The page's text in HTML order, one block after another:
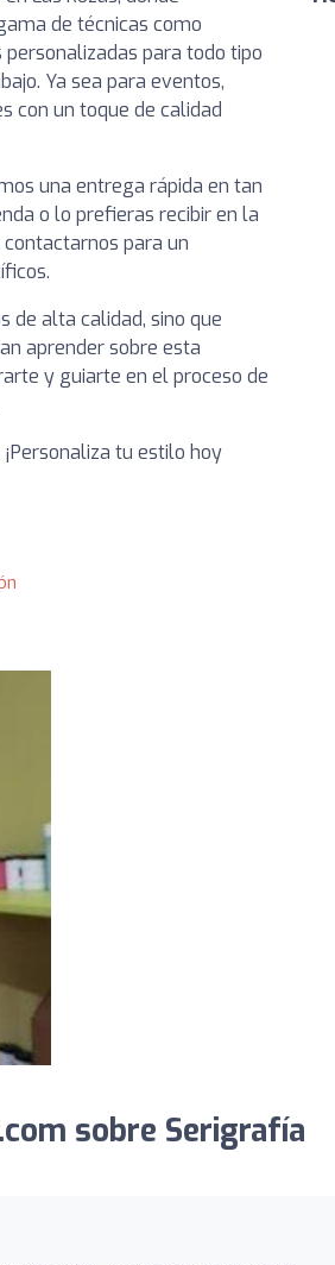
de técnicas como
para todo tipo
Ya sea para eventos,
con un toque de calidad
una entrega rápida en tan
o lo prefieras recibir en la
para un
de alta calidad, sino que
aprender sobre esta
y guiarte en el proceso de
tu estilo hoy
sobre Serigrafía